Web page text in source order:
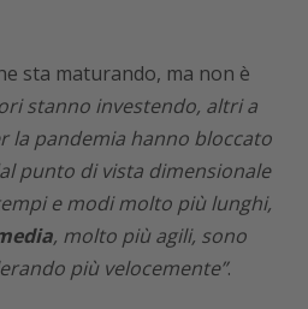
sta maturando, ma non è
stanno investendo, altri a
la pandemia hanno bloccato
punto di vista dimensionale
e modi molto più lunghi,
, molto più agili, sono
più velocemente”.